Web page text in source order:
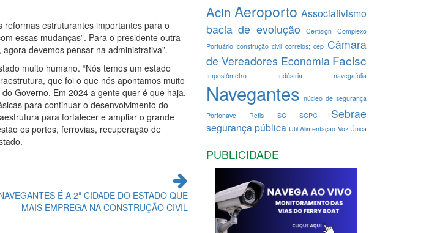
reformas estruturantes importantes para o
essas mudanças”. Para o presidente outra
devemos pensar na administrativa”.
muito humano. “Nós temos um estado
que foi o que nós apontamos muito
Governo. Em 2024 a gente quer é que haja,
para continuar o desenvolvimento do
para fortalecer e ampliar o grande
os portos, ferrovias, recuperação de
É A 2ª CIDADE DO ESTADO QUE
MAIS EMPREGA NA CONSTRUÇÃO CIVIL
Acin Aeroporto Associativismo
bacia de evolução Certisign Complexo
Portuário construção civil correios; cep Câmara
de Vereadores Economia Facisc
Impostômetro Indústria navegafolia
Navegantes núcleo de segurança
Portonave
Refis SC SCPC Sebrae
segurança pública Util Alimentação Voz Única
PUBLICIDADE